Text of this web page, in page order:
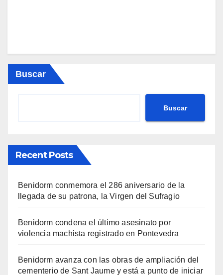
Buscar
Buscar
Recent Posts
Benidorm conmemora el 286 aniversario de la
llegada de su patrona, la Virgen del Sufragio
Benidorm condena el último asesinato por
violencia machista registrado en Pontevedra
Benidorm avanza con las obras de ampliación del
cementerio de Sant Jaume y está a punto de iniciar